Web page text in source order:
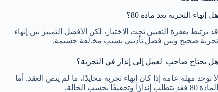
هل إنهاء التجربة يعد مادة 80؟
قد يرتبط بفقرة التعيين تحت الاختبار، لكن الأفضل التمييز بين إنهاء
تجربة صحيح وبين فصل تأديبي بسبب مخالفة جسيمة.
هل يحتاج صاحب العمل إلى إنذار في التجربة؟
لا توجد مهلة عامة إذا كان إنهاء تجربة محايدًا، ما لم ينص العقد. أما
المادة 80 فقد تتطلب إنذارًا وتحقيقًا بحسب الحالة.